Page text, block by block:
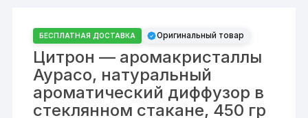
БЕСПЛАТНАЯ ДОСТАВКА Оригинальный товар
Цитрон — аромакристаллы
Аурасо, натуральный
ароматический диффузор в
стеклянном стакане, 450 гр